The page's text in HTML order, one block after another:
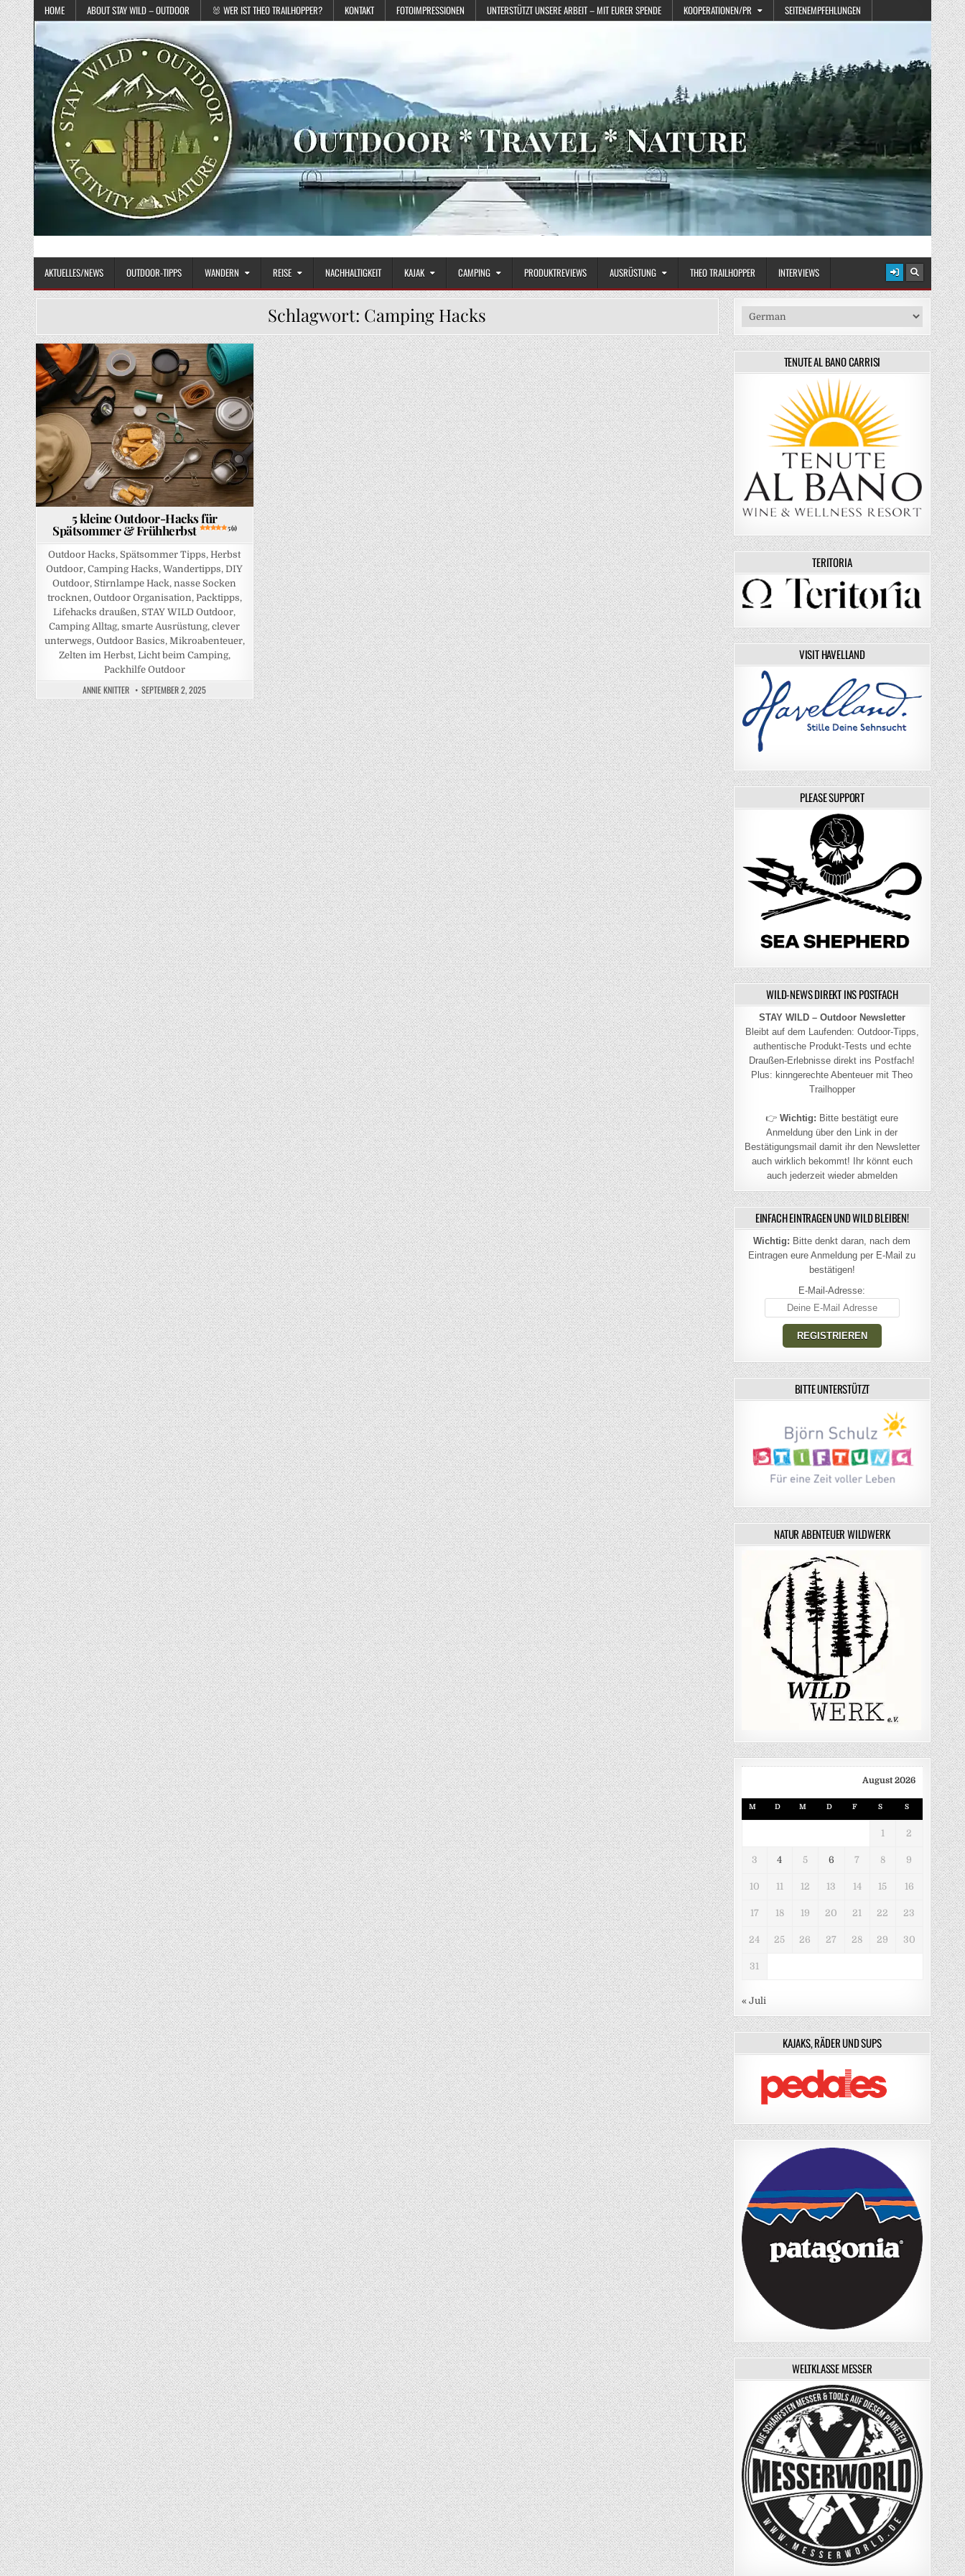
Skip to content
HOME ABOUT STAY WILD – OUTDOOR 🐰 WER IST THEO TRAILHOPPER? KONTAKT FOTOIMPRESSIONEN UNTERSTÜTZT UNSERE ARBEIT – MIT EURER SPENDE KOOPERATIONEN/PR SEITENEMPFEHLUNGEN
STAY WILD – OUTDOOR
AKTUELLES/NEWS OUTDOOR-TIPPS WANDERN REISE NACHHALTIGKEIT KAJAK CAMPING PRODUKTREVIEWS AUSRÜSTUNG THEO TRAILHOPPER INTERVIEWS
Schlagwort: Camping Hacks
Posted in
5 kleine Outdoor-Hacks für
Spätsommer & Frühherbst 5 (1)
Outdoor Hacks, Spätsommer Tipps, Herbst
Outdoor, Camping Hacks, Wandertipps, DIY
Outdoor, Stirnlampe Hack, nasse Socken
trocknen, Outdoor Organisation, Packtipps,
Lifehacks draußen, STAY WILD Outdoor,
Camping Alltag, smarte Ausrüstung, clever
unterwegs, Outdoor Basics, Mikroabenteuer,
Zelten im Herbst, Licht beim Camping,
Packhilfe Outdoor
ANNIE KNITTER SEPTEMBER 2, 2025
TENUTE AL BANO CARRISI
TERITORIA
VISIT HAVELLAND
PLEASE SUPPORT
WILD-NEWS DIREKT INS POSTFACH
STAY WILD – Outdoor Newsletter
Bleibt auf dem Laufenden: Outdoor-Tipps,
authentische Produkt-Tests und echte
Draußen-Erlebnisse direkt ins Postfach!
Plus: kinngerechte Abenteuer mit Theo
Trailhopper
👉Wichtig: Bitte bestätigt eure
Anmeldung über den Link in der
Bestätigungsmail damit ihr den Newsletter
auch wirklich bekommt! Ihr könnt euch
auch jederzeit wieder abmelden
EINFACH EINTRAGEN UND WILD BLEIBEN!
Wichtig: Bitte denkt daran, nach dem
Eintragen eure Anmeldung per E-Mail zu
bestätigen!
E-Mail-Adresse:
BITTE UNTERSTÜTZT
NATUR ABENTEUER WILDWERK
August 2026
M D M D F S S
1 2
3 4 5 6 7 8 9
10 11 12 13 14 15 16
17 18 19 20 21 22 23
24 25 26 27 28 29 30
31
« Juli
KAJAKS, RÄDER UND SUPS
WELTKLASSE MESSER